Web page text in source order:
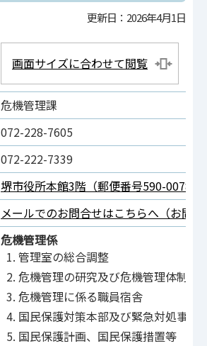
更新日：2026年4月1日
画面サイズに合わせて閲覧
危機管理課
072-228-7605
072-222-7339
堺市役所本館3階（郵便番号590-0078
メールでのお問合せはこちらへ（お問
危機管理係
管理室の総合調整
危機管理の研究及び危機管理体制
危機管理に係る職員宿舎
国民保護対策本部及び緊急対処事態
国民保護計画、国民保護措置等